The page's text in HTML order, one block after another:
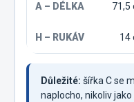
71,5
14
Důležité: šířka C se
naplocho, nikoliv